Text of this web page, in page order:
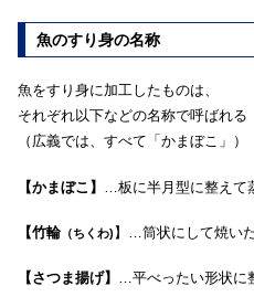
魚のすり身の名称
魚をすり身に加工したものは、
それぞれ以下などの名称で呼ばれる
（広義では、すべて「かまぼこ」）
【かまぼこ】 …板に半月型に整えて
【竹輪 （ちくわ) 】…筒状にして焼い
【さつま揚げ】 …平べったい形状に